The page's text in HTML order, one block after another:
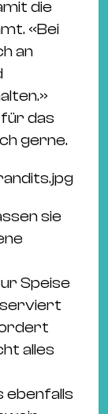
die
«Bei
an
das
gerne.
sie
Speise
serviert
alles
ebenfalls